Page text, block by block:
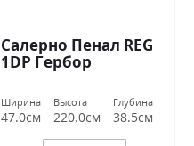
Салерно Пенал REG
1DР Гербор
Ширина
47.0см
Высота
220.0см
Глубина
38.5см